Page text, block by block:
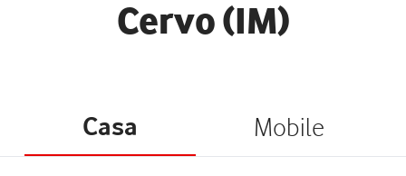
Cervo (IM)
Casa Mobile